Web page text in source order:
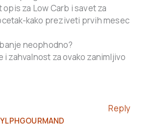
opis za Low Carb i savet za
kako preziveti prvih mesec
neophodno?
i zahvalnost za ovako zanimljivo
Reply